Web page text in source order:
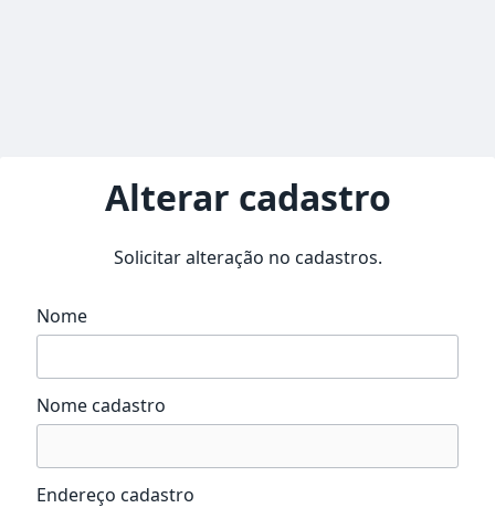
Alterar cadastro
Solicitar alteração no cadastros.
Nome
Nome cadastro
Endereço cadastro